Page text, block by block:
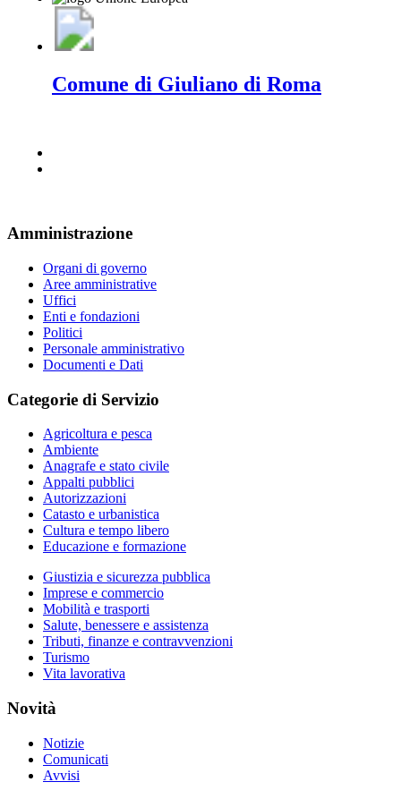
Comune di Giuliano di Roma
Amministrazione
Organi di governo
Aree amministrative
Uffici
Enti e fondazioni
Politici
Personale amministrativo
Documenti e Dati
Categorie di Servizio
Agricoltura e pesca
Ambiente
Anagrafe e stato civile
Appalti pubblici
Autorizzazioni
Catasto e urbanistica
Cultura e tempo libero
Educazione e formazione
Giustizia e sicurezza pubblica
Imprese e commercio
Mobilità e trasporti
Salute, benessere e assistenza
Tributi, finanze e contravvenzioni
Turismo
Vita lavorativa
Novità
Notizie
Comunicati
Avvisi